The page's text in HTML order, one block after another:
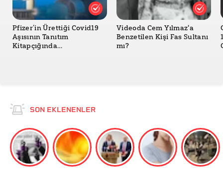
Pfizer’in Ürettiği Covid19
Aşısının Tanıtım
Kitapçığında
Videoda Cem Yılmaz'a
Benzetilen Kişi Fas Sultanı
mı?
SON EKLENENLER